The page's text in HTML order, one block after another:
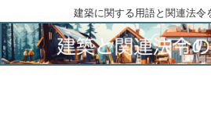
建築に関する用語と関連法令